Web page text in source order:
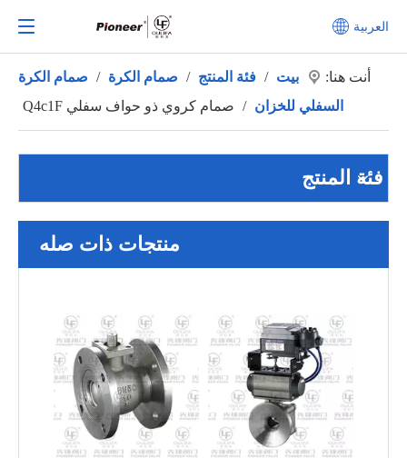
العربية
أنت هنا: بيت / فئة المنتج / صمام الكرة / صمام الكرة
السفلي للخزان / صمام كروي ذو حواف سفلي Q4c1F
فئة المنتج
منتجات ذات صله